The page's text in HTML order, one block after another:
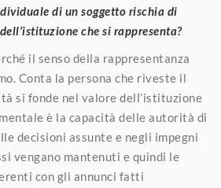
di un soggetto rischia di
che si rappresenta?
il senso della rappresentanza
Conta la persona che riveste il
si fonde nel valore dell’istituzione
è la capacità delle autorità di
decisioni assunte e negli impegni
vengano mantenuti e quindi le
con gli annunci fatti